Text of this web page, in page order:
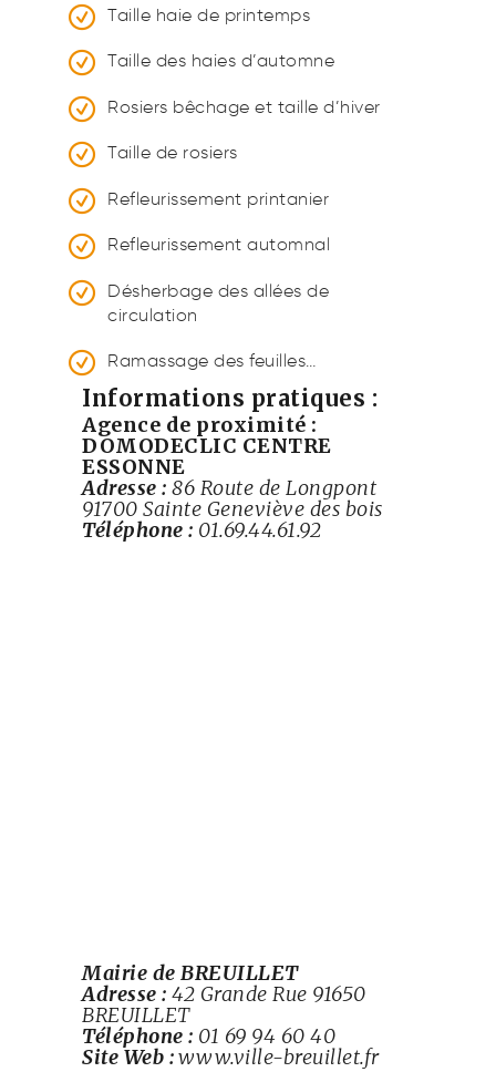
Taille haie de printemps
Taille des haies d’automne
Rosiers bêchage et taille d’hiver
Taille de rosiers
Refleurissement printanier
Refleurissement automnal
Désherbage des allées de
circulation
Ramassage des feuilles…
Informations pratiques :
Agence de proximité :
DOMODECLIC CENTRE
ESSONNE
Adresse : 86 Route de Longpont
91700 Sainte Geneviève des bois
Téléphone : 01.69.44.61.92
Mairie de BREUILLET
Adresse : 42 Grande Rue 91650
BREUILLET
Téléphone : 01 69 94 60 40
Site Web :www.ville-breuillet.fr